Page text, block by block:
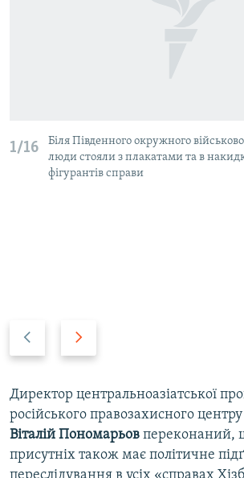
1/16
Біля Південного окружного
люди стояли з плакатами та в
фігурантів справи
v
i
o
u
s
t
s
l
i
d
Директор центральноазіатської
російського правозахисного центру
Віталій Пономарьов переконаний,
присутніх також має політичне
переслідування в усіх «справах